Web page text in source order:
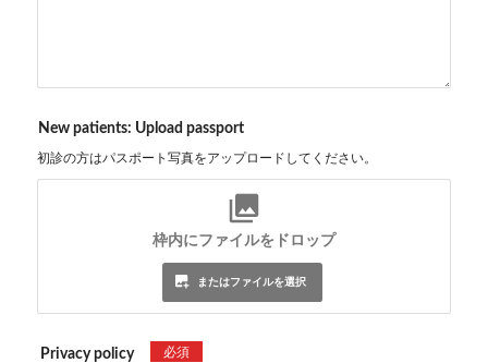
New patients: Upload passport
初診の方はパスポート写真をアップロードしてください。
枠内にファイルをドロップ
またはファイルを選択
Privacy policy 必須